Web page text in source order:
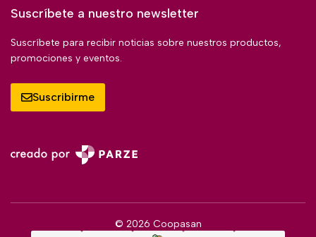
Suscríbete a nuestro newsletter
Suscríbete para recibir noticias sobre nuestros productos,
promociones y eventos.
Suscribirme
© 2026 Coopasan